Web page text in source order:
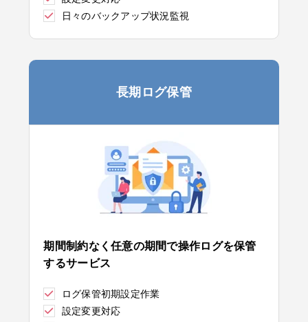
日々のバックアップ状況監視
長期ログ保管
期間制約なく任意の期間で操作ログを保管
するサービス
ログ保管初期設定作業
設定変更対応